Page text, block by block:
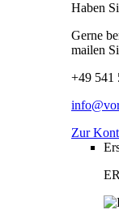
Haben
Gerne
mailen
+49 541
Zur